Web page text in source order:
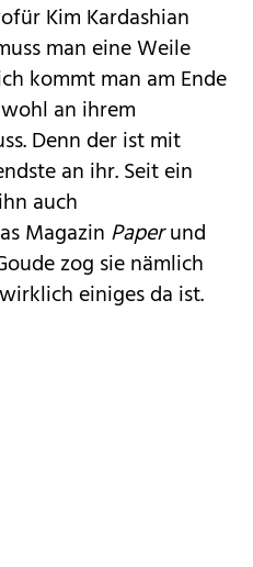
Kim Kardashian
man eine Weile
kommt man am Ende
an ihrem
Denn der ist mit
an ihr. Seit ein
auch
Magazin Paperund
zog sie nämlich
einiges da ist.